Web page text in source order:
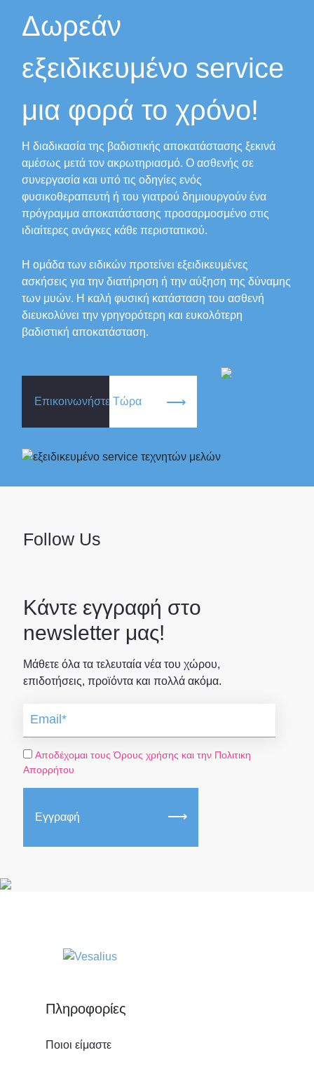
Δωρεάν
εξειδικευμένο service
μια φορά το χρόνο!
Η διαδικασία της βαδιστικής αποκατάστασης ξεκινά
αμέσως μετά τον ακρωτηριασμό. Ο ασθενής σε
συνεργασία και υπό τις οδηγίες ενός
φυσικοθεραπευτή ή του γιατρού δημιουργούν ένα
πρόγραμμα αποκατάστασης προσαρμοσμένο στις
ιδιαίτερες ανάγκες κάθε περιστατικού.
Η ομάδα των ειδικών προτείνει εξειδικευμένες
ασκήσεις για την διατήρηση ή την αύξηση της δύναμης
των μυών. Η καλή φυσική κατάσταση του ασθενή
διευκολύνει την γρηγορότερη και ευκολότερη
βαδιστική αποκατάσταση.
Επικοινωνήστε Τώρα
Follow Us
Κάντε εγγραφή στο
newsletter μας!
Μάθετε όλα τα τελευταία νέα του χώρου,
επιδοτήσεις, προϊόντα και πολλά ακόμα.
Αποδέχομαι τους Όρους χρήσης και την Πολιτικη
Απορρήτου
Εγγραφή
Πληροφορίες
Ποιοι είμαστε